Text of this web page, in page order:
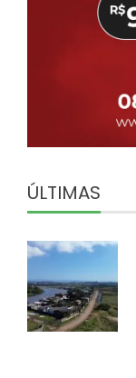
ÚLTIMAS